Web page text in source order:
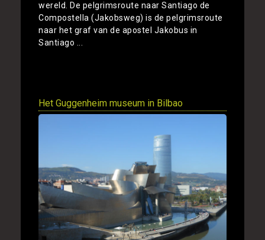
wereld. De pelgrimsroute naar Santiago de
Compostella (Jakobsweg) is de pelgrimsroute
naar het graf van de apostel Jakobus in
Santiago ...
Het Guggenheim museum in Bilbao